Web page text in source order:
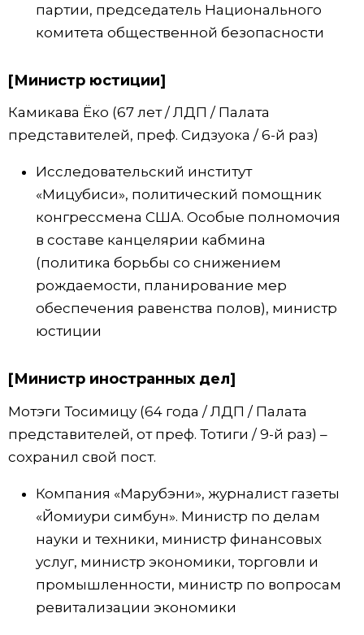
партии, председатель Национального
комитета общественной безопасности
[Министр юстиции]
Камикава Ёко (67 лет / ЛДП / Палата
представителей, преф. Сидзуока / 6-й раз)
Исследовательский институт
«Мицубиси», политический помощник
конгрессмена США. Особые полномочия
в составе канцелярии кабмина
(политика борьбы со снижением
рождаемости, планирование мер
обеспечения равенства полов), министр
юстиции
[Министр иностранных дел]
Мотэги Тосимицу (64 года / ЛДП / Палата
представителей, от преф. Тотиги / 9-й раз) –
сохранил свой пост.
Компания «Марубэни», журналист газеты
«Йомиури симбун». Министр по делам
науки и техники, министр финансовых
услуг, министр экономики, торговли и
промышленности, министр по вопросам
ревитализации экономики